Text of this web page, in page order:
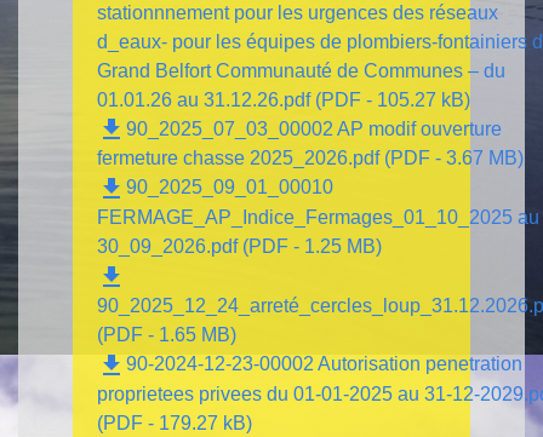
stationnnement pour les urgences des réseaux
d_eaux- pour les équipes de plombiers-fontainiers
Grand Belfort Communauté de Communes – du
01.01.26 au 31.12.26.pdf (PDF - 105.27 kB)
file_download 90_2025_07_03_00002 AP modif ouverture
fermeture chasse 2025_2026.pdf (PDF - 3.67 MB)
file_download 90_2025_09_01_00010
FERMAGE_AP_Indice_Fermages_01_10_2025 au
30_09_2026.pdf (PDF - 1.25 MB)
file_download
(PDF - 1.65 MB)
file_download 90-2024-12-23-00002 Autorisation penetration
proprietees privees du 01-01-2025 au 31-12-
(PDF - 179.27 kB)